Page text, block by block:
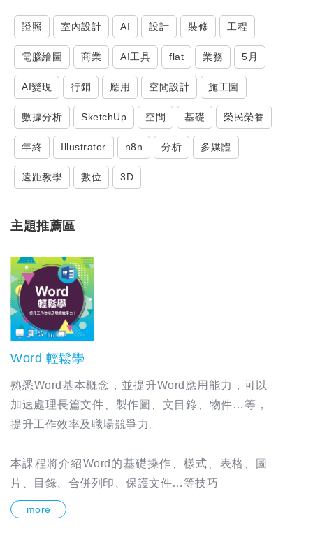
證照 室內設計 AI 設計 裝修 工程
電腦繪圖 商業 AI工具 flat 業務 5月
AI變現 行銷 應用 空間設計 施工圖
數據分析 SketchUp 空間 基礎 榮民榮眷
年終 Illustrator n8n 分析 多媒體
遠距教學 數位 3D
主題推薦區
Word 輕鬆學
熟悉Word基本概念，並提升Word應用能力，可以
加速處理長篇文件、製作圖、文目錄、物件…等，
提升工作效率及職場競爭力。
本課程將介紹Word的基礎操作、樣式、表格、圖
片、目錄、合併列印、保護文件…等技巧
more